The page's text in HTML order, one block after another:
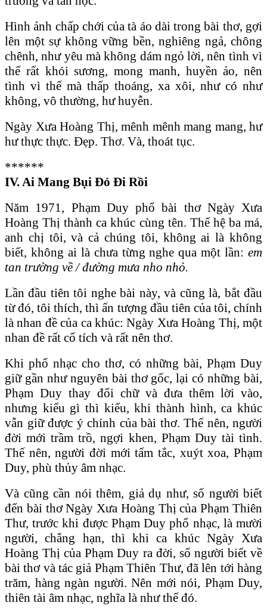
Hình ảnh chấp chới của tà áo dài trong bài thơ, gợi
lên một sự không vững bền, nghiêng ngả, chông
chênh, như yêu mà không dám ngỏ lời, nên tình vì
thế rất khói sương, mong manh, huyền ảo, nên
tình vì thế mà thấp thoáng, xa xôi, như có như
không, vô thường, hư huyễn.
Ngày Xưa Hoàng Thị, mênh mênh mang mang, hư
hư thực thực. Đẹp. Thơ. Và, thoát tục.
******
IV. Ai Mang Bụi Đỏ Đi Rồi
Năm 1971, Phạm Duy phổ bài thơ Ngày Xưa
Hoàng Thị thành ca khúc cùng tên. Thế hệ ba má,
anh chị tôi, và cả chúng tôi, không ai là không
biết, không ai là chưa từng nghe qua một lần: em
tan trường về / đường mưa nho nhỏ.
Lần đầu tiên tôi nghe bài này, và cũng là, bắt đầu
từ đó, tôi thích, thì ấn tượng đầu tiên của tôi, chính
là nhan đề của ca khúc: Ngày Xưa Hoàng Thị, một
nhan đề rất cổ tích và rất nên thơ.
Khi phổ nhạc cho thơ, có những bài, Phạm Duy
giữ gần như nguyên bài thơ gốc, lại có những bài,
Phạm Duy thay đổi chữ và đưa thêm lời vào,
nhưng kiểu gì thì kiểu, khi thành hình, ca khúc
vẫn giữ được ý chính của bài thơ. Thế nên, người
đời mới trầm trồ, ngợi khen, Phạm Duy tài tình.
Thế nên, người đời mới tấm tắc, xuýt xoa, Phạm
Duy, phù thủy âm nhạc.
Và cũng cần nói thêm, giả dụ như, số người biết
đến bài thơ Ngày Xưa Hoàng Thị của Phạm Thiên
Thư, trước khi được Phạm Duy phổ nhạc, là mười
người, chẳng hạn, thì khi ca khúc Ngày Xưa
Hoàng Thị của Phạm Duy ra đời, số người biết về
bài thơ và tác giả Phạm Thiên Thư, đã lên tới hàng
trăm, hàng ngàn người. Nên mới nói, Phạm Duy,
thiên tài âm nhạc, nghĩa là như thế đó.